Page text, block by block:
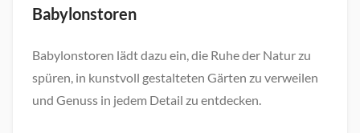
Babylonstoren
Babylonstoren lädt dazu ein, die Ruhe der Natur zu
spüren, in kunstvoll gestalteten Gärten zu verweilen
und Genuss in jedem Detail zu entdecken.